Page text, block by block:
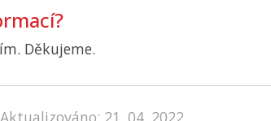
Děkujeme.
Aktualizováno: 21. 04. 2022